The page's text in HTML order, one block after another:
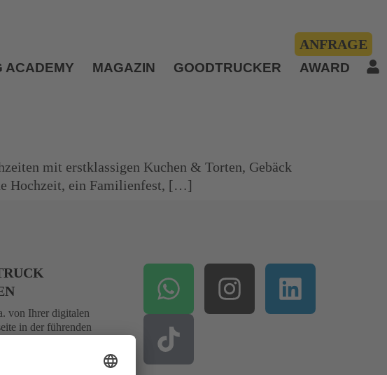
ANFRAGE
ACADEMY MAGAZIN GOODTRUCKER AWARD
mit erstklassigen Kuchen & Torten, Gebäck
Hochzeit, ein Familienfest, […]
von Ihrer digitalen
in der führenden